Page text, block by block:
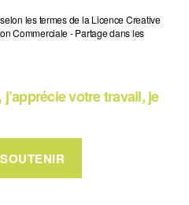
les termes de la Licence Creative
Commerciale - Partage dans les
votre travail, je